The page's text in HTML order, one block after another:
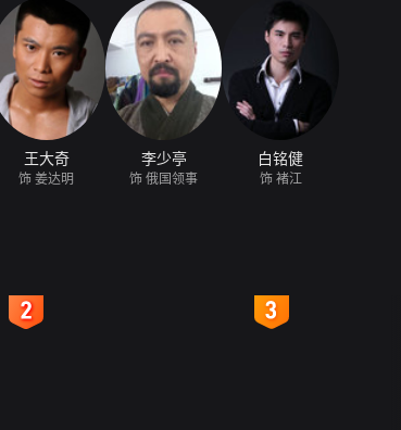
王大奇
饰 姜达明
李少亭
饰 俄国领事
白铭健
饰 褚江